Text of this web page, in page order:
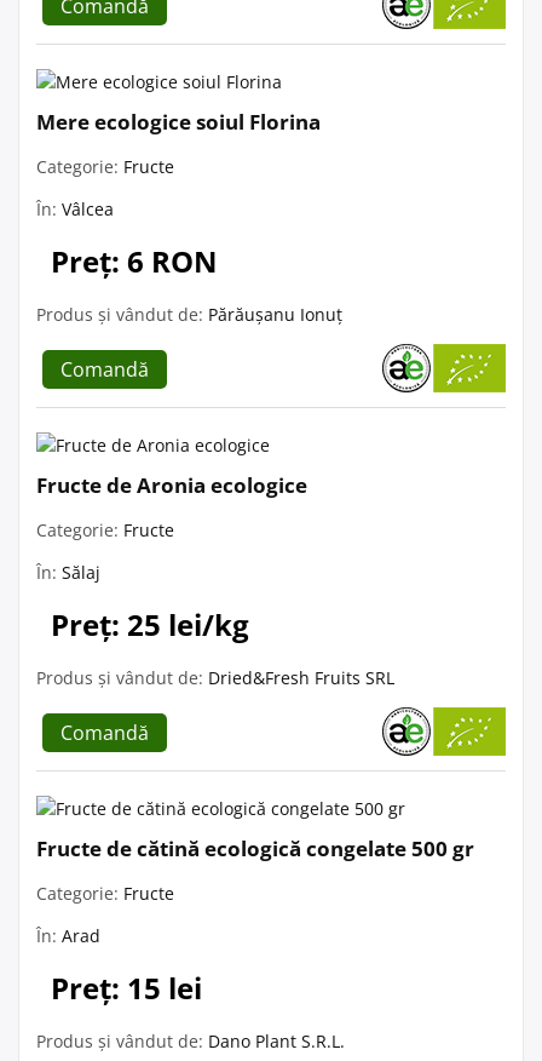
Comandă
Mere ecologice soiul Florina
Categorie: Fructe
În: Vâlcea
Preț: 6 RON
Produs și vândut de: Părăușanu Ionuț
Comandă
Fructe de Aronia ecologice
Categorie: Fructe
În: Sălaj
Preț: 25 lei/kg
Produs și vândut de: Dried&Fresh Fruits SRL
Comandă
Fructe de cătină ecologică congelate 500 gr
Categorie: Fructe
În: Arad
Preț: 15 lei
Produs și vândut de: Dano Plant S.R.L.